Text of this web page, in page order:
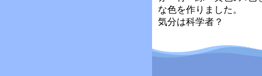
な色を作りました。
気分は科学者？